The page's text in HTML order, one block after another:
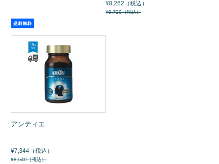
¥8,262（税込）
¥9,720（税込）
アンティエ
¥7,344（税込）
¥8,640（税込）